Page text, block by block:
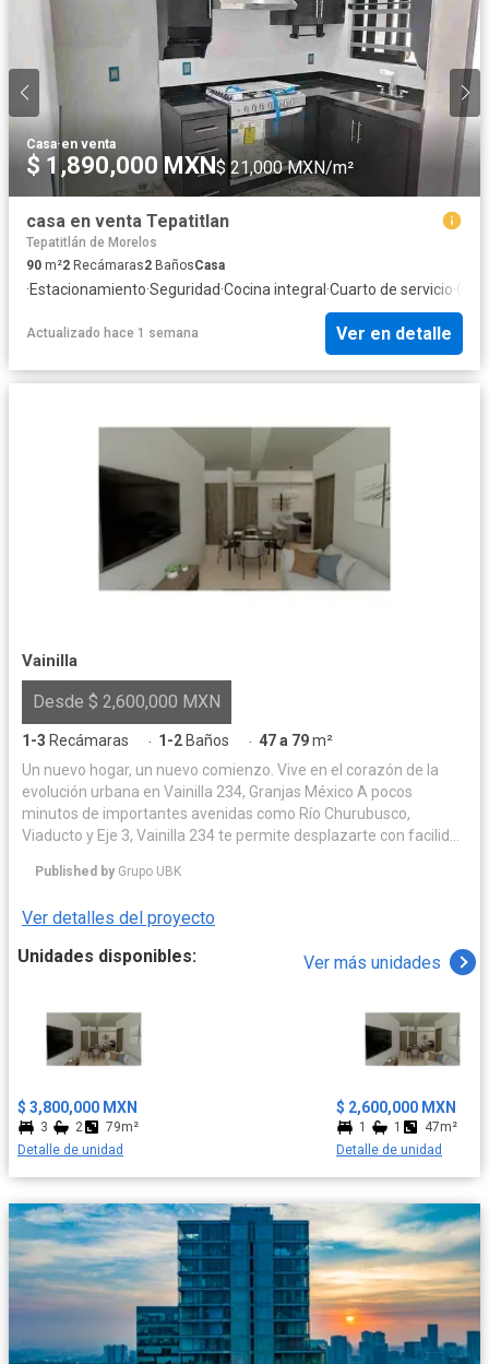
Casa·en venta
$ 1,890,000 MXN$ 21,000 MXN/m²
casa en venta Tepatitlan
Tepatitlán de Morelos
90 m²2 Recámaras2 BañosCasa
·Estacionamiento·Seguridad·Cocina integral·Cuarto de servicio·
Actualizado hace 1 semana Ver en detalle
Vainilla
Desde $ 2,600,000 MXN
1-3 Recámaras · 1-2 Baños · 47 a 79m²
Un nuevo hogar, un nuevo comienzo. Vive en el corazón de la
evolución urbana en Vainilla 234, Granjas México A pocos
minutos de importantes avenidas como Río Churubusco,
Viaducto y Eje 3, Vainilla 234 te permite desplazarte con facilidad
Polanco, Condesa o Santa Fe. Ideal para profesionales que
disposición una amplia variedad de servicios: supermercados,
centros comerciales, parques y hospitales. Además, estarás
cerca del Foro Sol, el Palacio de los Deportes y la Ciudad
mundial.
Published by Grupo UBK
Ver detalles del proyecto
Unidades disponibles:
Ver más unidades
$ 3,800,000 MXN
3 2
79m²
Detalle de unidad
$ 2,600,000 MXN
1 1
47m²
Detalle de unidad